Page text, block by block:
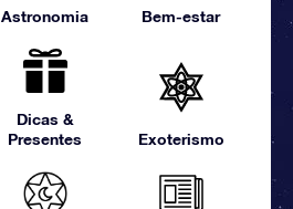
Astronomia Bem-estar
Dicas &
Presentes
Exoterismo